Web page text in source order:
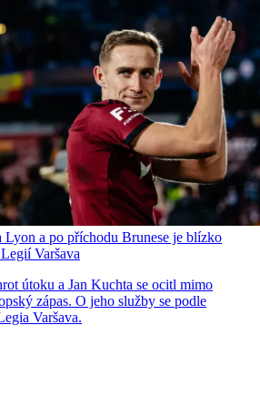
Lyon a po příchodu Brunese je blízko
Varšava
útoku a Jan Kuchta se ocitl mimo
zápas. O jeho služby se podle
Varšava.